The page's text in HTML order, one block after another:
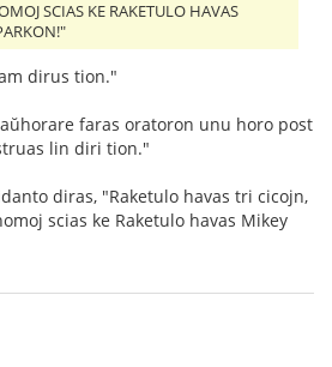
SCIAS KE RAKETULO HAVAS
dirus tion."
faras oratoron unu horo post
lin diri tion."
diras, "Raketulo havas tri cicojn,
scias ke Raketulo havas Mikey